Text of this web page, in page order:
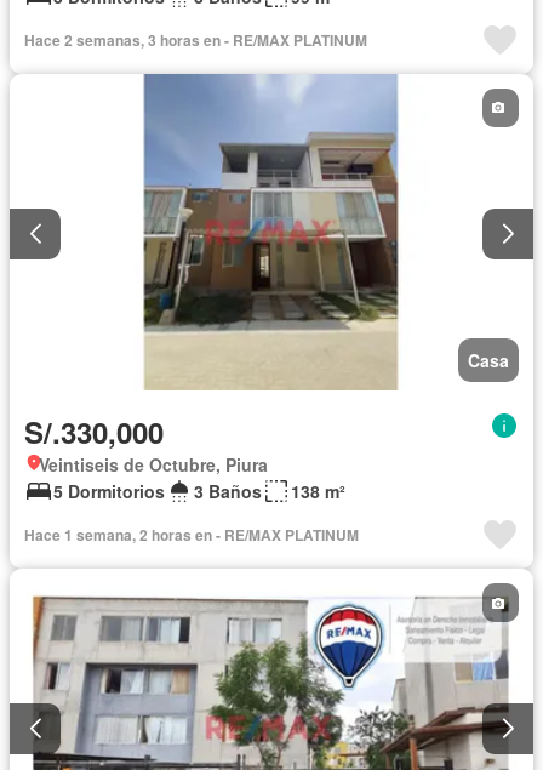
Hace 2 semanas, 3 horas en - RE/MAX PLATINUM
Casa
S/.330,000
Veintiseis de Octubre, Piura
5 Dormitorios
3 Baños 138 m²
Hace 1 semana, 2 horas en - RE/MAX PLATINUM